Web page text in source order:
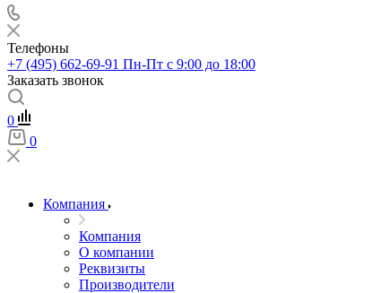
Телефоны
+7 (495) 662-69-91 Пн-Пт c 9:00 до 18:00
Заказать звонок
0
0
Компания
Компания
О компании
Реквизиты
Производители